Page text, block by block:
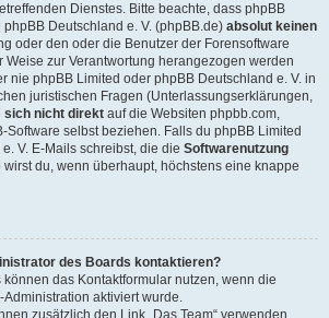
Dienstes. Bitte beachte, dass phpBB
Deutschland e. V. (phpBB.de) absolut keinen
oder den oder die Benutzer der Forensoftware
Weise zur Verantwortung herangezogen werden
nie phpBB Limited oder phpBB Deutschland e. V. in
juristischen Fragen (Unterlassungserklärungen,
sich nicht direkt auf die Websiten phpbb.com,
Software selbst beziehen. Falls du phpBB Limited
V. E-Mails schreibst, die die Softwarenutzung
wirst du, wenn überhaupt, höchstens eine knappe
des Boards kontaktieren?
das Kontaktformular nutzen, wenn die
aktiviert wurde.
zusätzlich den Link „Das Team“ verwenden.